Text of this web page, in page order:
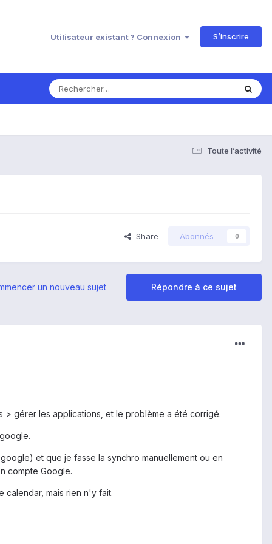
Utilisateur existant ? Connexion S’inscrire
Toute l’activité
Share Abonnés 0
Répondre à ce sujet
un nouveau sujet
gérer les applications, et le problème a été corrigé.
et que je fasse la synchro manuellement ou en
compte Google.
mais rien n'y fait.